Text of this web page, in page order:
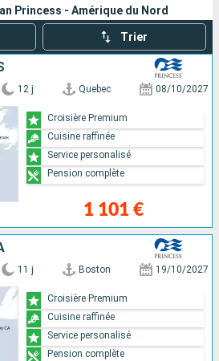
Rechercher
Princess - Amérique du Nord
Trier
12 j Quebec 08/10/2027
1 101 €
Croisière Premium
Cuisine raffinée
Service personalisé
Pension complète
11 j Boston 19/10/2027
Croisière Premium
Cuisine raffinée
Service personalisé
Pension complète